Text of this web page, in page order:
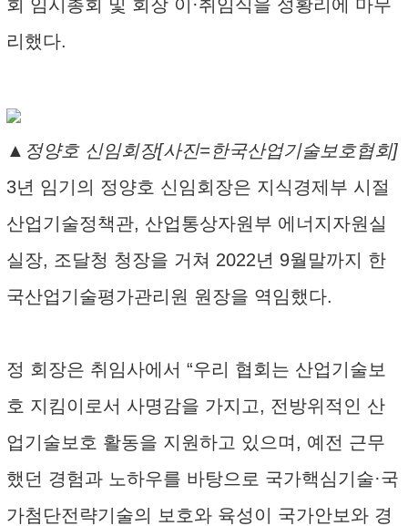
회 임시총회 및 회장 이·취임식을 성황리에 마무
리했다.
▲정양호 신임회장[사진=한국산업기술보호협회]
3년 임기의 정양호 신임회장은 지식경제부 시절
산업기술정책관, 산업통상자원부 에너지자원실
실장, 조달청 청장을 거쳐 2022년 9월말까지 한
국산업기술평가관리원 원장을 역임했다.
정 회장은 취임사에서 “우리 협회는 산업기술보
호 지킴이로서 사명감을 가지고, 전방위적인 산
업기술보호 활동을 지원하고 있으며, 예전 근무
했던 경험과 노하우를 바탕으로 국가핵심기술·국
가첨단전략기술의 보호와 육성이 국가안보와 경